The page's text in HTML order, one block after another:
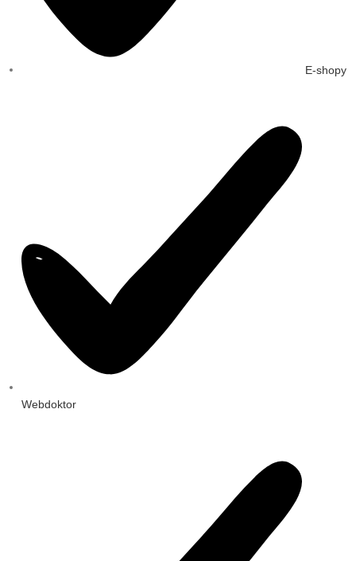
E-shopy
Webdoktor